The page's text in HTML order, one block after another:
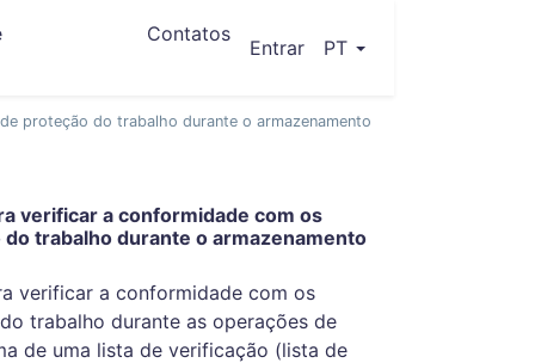
Contatos
Entrar(current)
PT
proteção do trabalho durante o armazenamento
verificar a conformidade com os
trabalho durante o armazenamento
verificar a conformidade com os
trabalho durante as operações de
de uma lista de verificação (lista de